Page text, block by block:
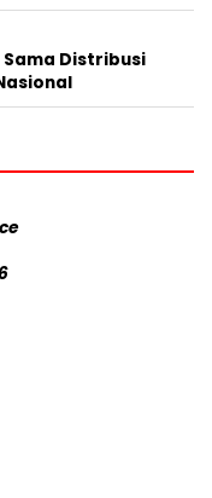
Sama Distribusi